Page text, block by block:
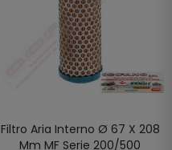
SCOPRIRE
Filtro Aria Interno Ø 67 X 208
Mm MF Serie 200/500